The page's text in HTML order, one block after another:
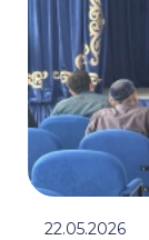
22.05.2026